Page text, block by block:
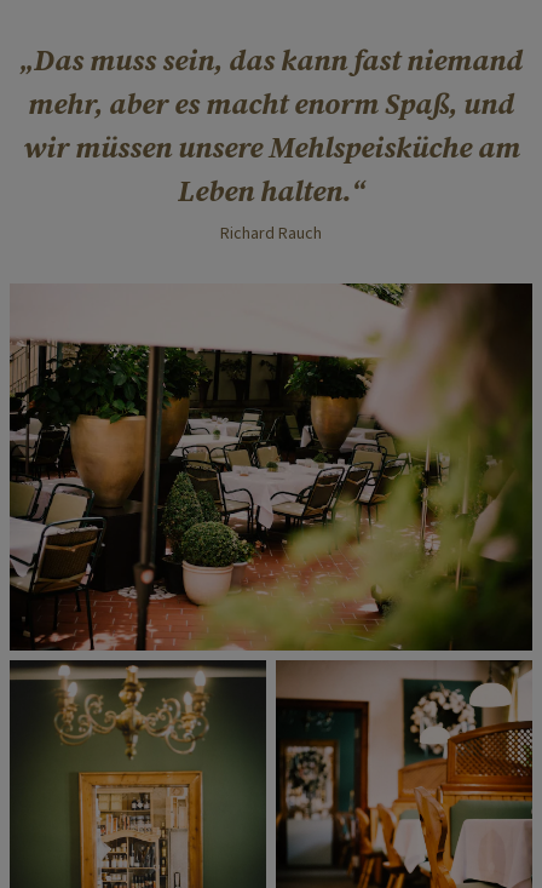
Das muss sein, das kann fast niemand
mehr, aber es macht enorm Spaß, und
wir müssen unsere Mehlspeisküche am
Leben halten.
Richard Rauch